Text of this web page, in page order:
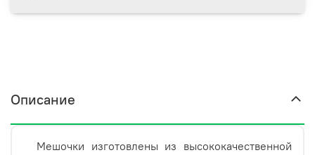
Описание
Мешочки изготовлены из высококачественной